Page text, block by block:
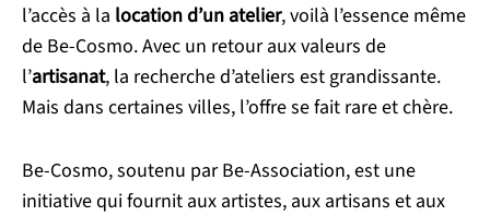
l’accès à la location d’un atelier, voilà l’essence même
de Be-Cosmo. Avec un retour aux valeurs de
l’artisanat, la recherche d’ateliers est grandissante.
Mais dans certaines villes, l’offre se fait rare et chère.
Be-Cosmo, soutenu par Be-Association, est une
initiative qui fournit aux artistes, aux artisans et aux